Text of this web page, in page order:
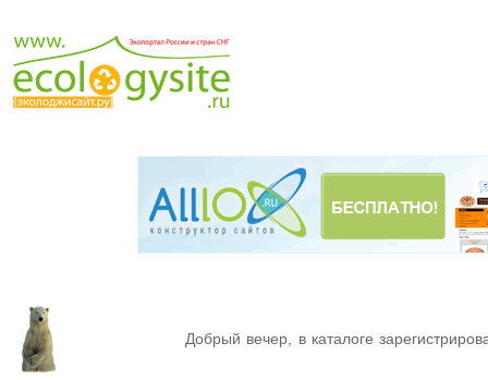
Добрый вечер, в каталоге